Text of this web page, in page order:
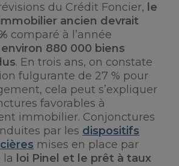
du Crédit Foncier, le
ancien devrait
comparé à l’année
environ 880 000 biens
. En trois ans, on constate
fulgurante de 27 % pour
cela peut s’expliquer
favorables à
immobilier. Conjonctures
par les dispositifs
mises en place par
la loi Pinel et le prêt à taux